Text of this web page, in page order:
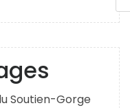
Soutien-Gorge